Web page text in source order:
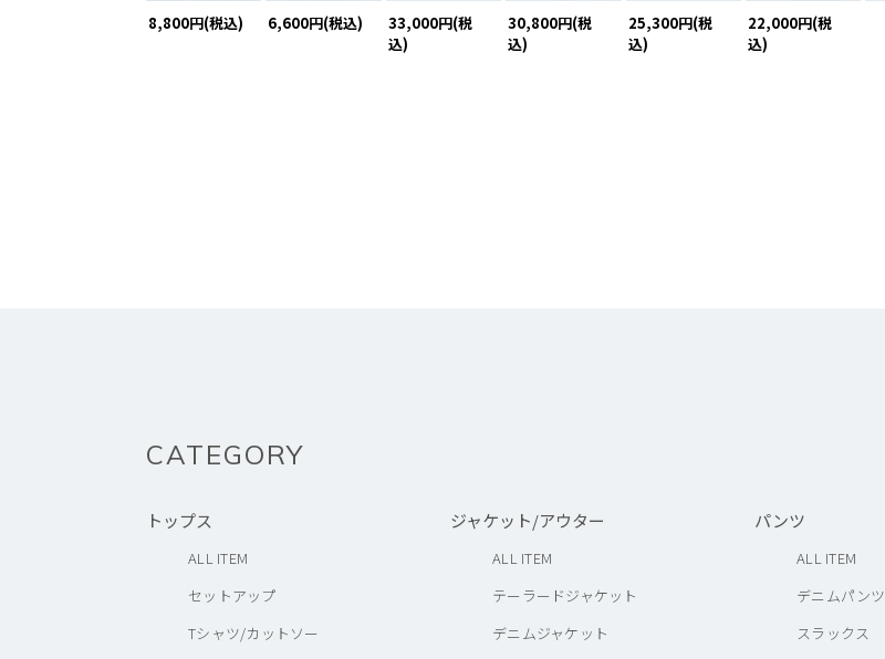
8,800円(税込) 6,600円(税込)
33,000円(税
込)
30,800円(税
込)
25,300円(税
込)
22,000円(税
込)
CATEGORY
トップス
ALL ITEM
セットアップ
Tシャツ/カットソー
ジャケット/アウター
ALL ITEM
テーラードジャケット
デニムジャケット
パンツ
ALL ITEM
デニムパンツ
スラックス